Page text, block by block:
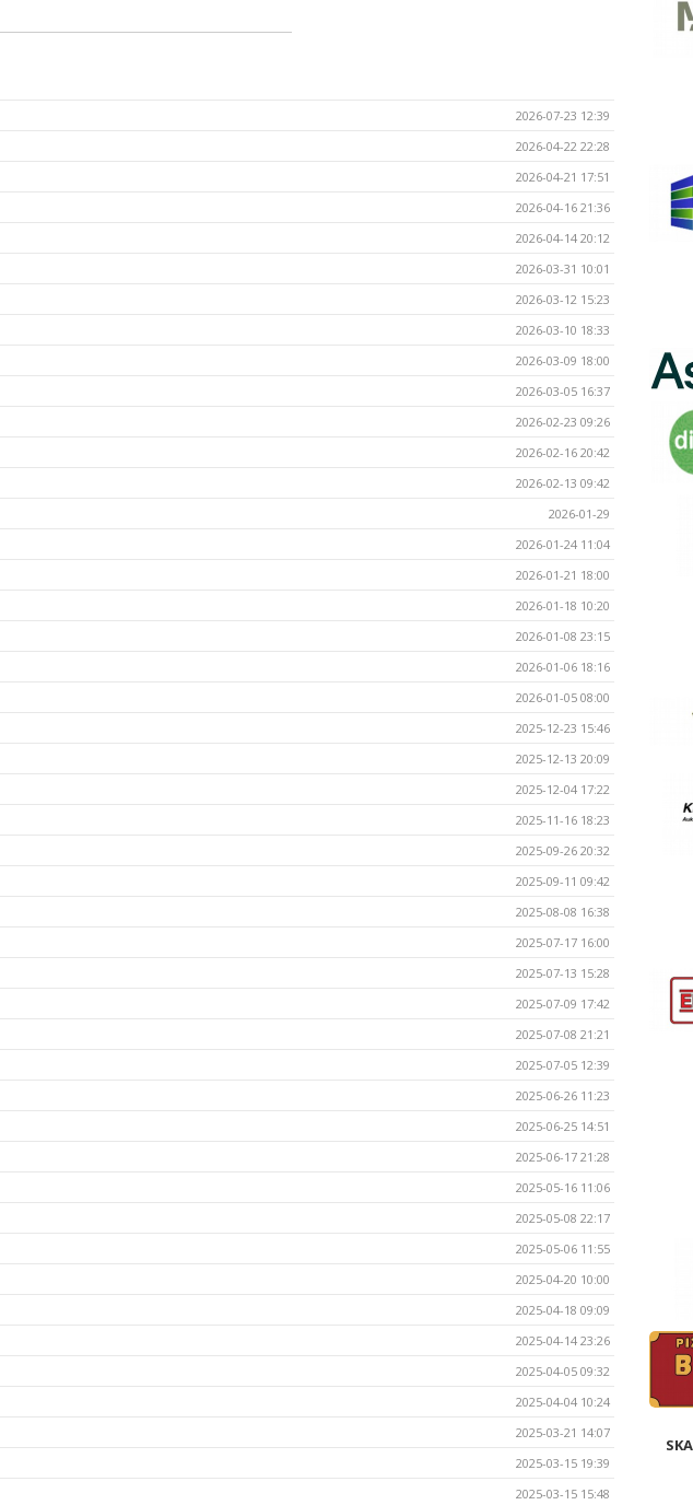
2026-07-23 12:39
2026-04-22 22:28
2026-04-21 17:51
2026-04-16 21:36
2026-04-14 20:12
2026-03-31 10:01
2026-03-12 15:23
2026-03-10 18:33
2026-03-09 18:00
2026-03-05 16:37
2026-02-23 09:26
2026-02-16 20:42
2026-02-13 09:42
2026-01-29
2026-01-24 11:04
2026-01-21 18:00
2026-01-18 10:20
2026-01-08 23:15
2026-01-06 18:16
2026-01-05 08:00
2025-12-23 15:46
2025-12-13 20:09
2025-12-04 17:22
2025-11-16 18:23
2025-09-26 20:32
2025-09-11 09:42
2025-08-08 16:38
2025-07-17 16:00
2025-07-13 15:28
2025-07-09 17:42
2025-07-08 21:21
2025-07-05 12:39
2025-06-26 11:23
2025-06-25 14:51
2025-06-17 21:28
2025-05-16 11:06
2025-05-08 22:17
2025-05-06 11:55
2025-04-20 10:00
2025-04-18 09:09
2025-04-14 23:26
2025-04-05 09:32
2025-04-04 10:24
2025-03-21 14:07
2025-03-15 19:39
2025-03-15 15:48